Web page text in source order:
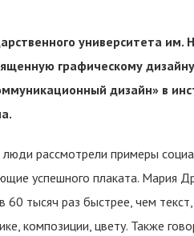
университета
графическому
дизайн» в
рассмотрели примеры
успешного плаката. Мария
тысяч раз быстрее, чем
композиции, цвету. Также